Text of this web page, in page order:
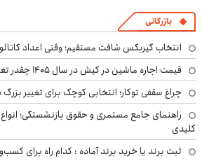
بازرگانی
انتخاب گیربکس شافت مستقیم؛ وقتی اعداد
قیمت اجاره ماشین در کیش در سال ۱۴۰۵ چقدر تغییر کرده است؟
چراغ سقفی توکار؛ انتخابی کوچک برای تغییر
راهنمای جامع مستمری و حقوق بازنشستگی؛
کلیدی
ثبت برند یا خرید برند آماده : کدام راه برای